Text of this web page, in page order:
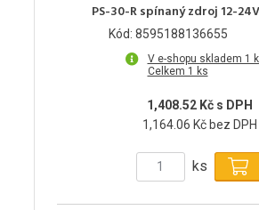
PS-30-R spínaný zdroj 12-
Kód: 8595188136655
V e-shopu skladem 1
Celkem 1 ks
1,408.52 Kč s DPH
1,164.06 Kč bez DPH
ks